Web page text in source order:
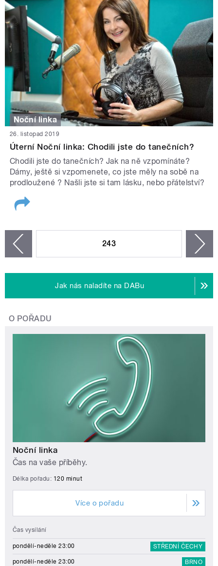
Noční linka
26. listopad 2019
Úterní Noční linka: Chodili jste do tanečních?
Chodili jste do tanečních? Jak na ně vzpomínáte?
Dámy, ještě si vzpomenete, co jste měly na sobě na
prodloužené ? Našli jste si tam lásku, nebo přátelství?
243
Jak nás naladíte na DABu
O POŘADU
Noční linka
Čas na vaše příběhy.
Délka pořadu: 120 minut
Více o pořadu
Čas vysílání
pondělí-neděle 23:00 STŘEDNÍ ČECHY
pondělí-neděle 23:00 BRNO